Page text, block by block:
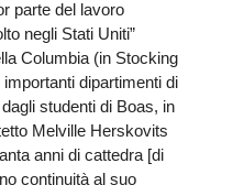
parte del lavoro
negli Stati Uniti”
Columbia (in Stocking
dipartimenti di
studenti di Boas, in
Melville Herskovits
anni di cattedra [di
continuità al suo